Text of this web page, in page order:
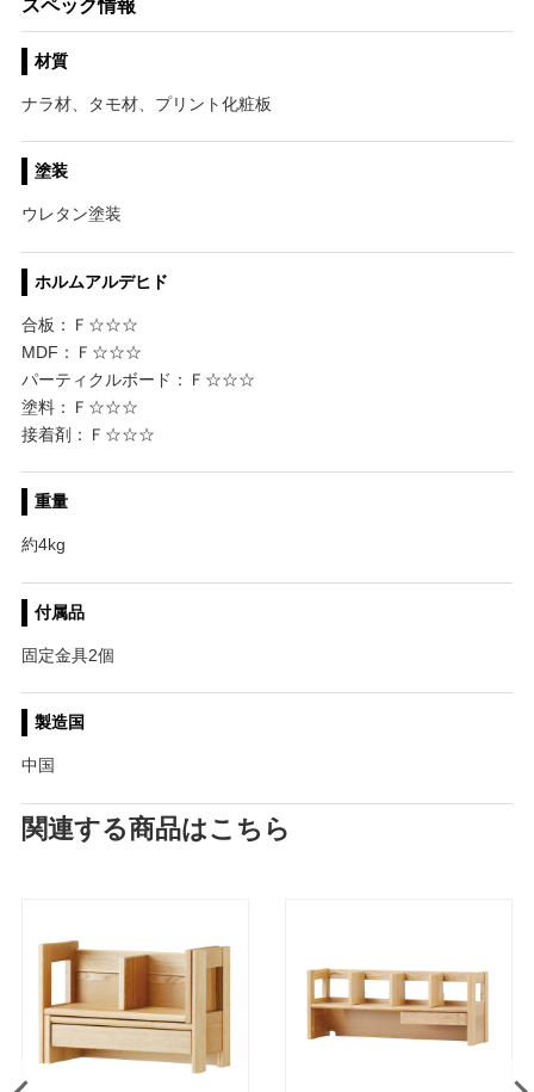
スペック情報
材質
ナラ材、タモ材、プリント化粧板
塗装
ウレタン塗装
ホルムアルデヒド
合板：Ｆ☆☆☆
MDF：Ｆ☆☆☆
パーティクルボード：Ｆ☆☆☆
塗料：Ｆ☆☆☆
接着剤：Ｆ☆☆☆
重量
約4kg
付属品
固定金具2個
製造国
中国
関連する商品はこちら